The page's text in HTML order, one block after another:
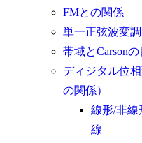
FMとの関係
単一正弦波変
帯域とCarson
ディジタル位
の関係）
線形/非線
線